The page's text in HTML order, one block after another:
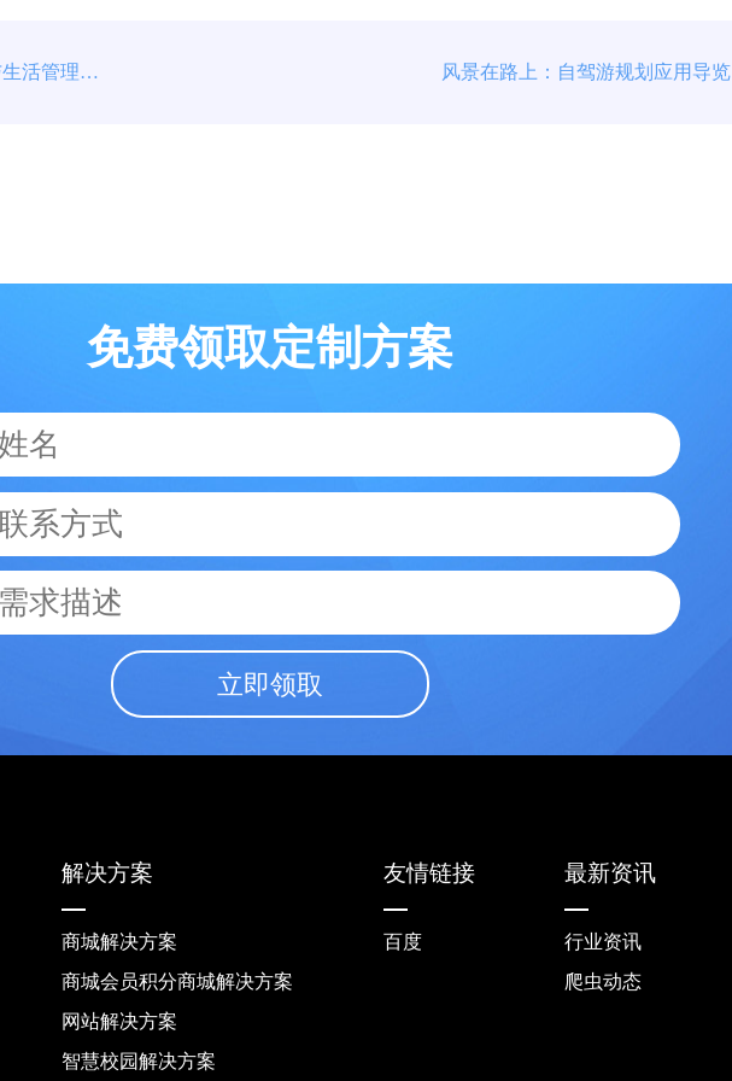
校园生活好帮手：大学生学习与生活管理应用推荐 风景在路上：自驾游规划应用导览
免费领取定制方案
立即领取
解决方案
商城解决方案
商城会员积分商城解决方案
网站解决方案
智慧校园解决方案
友情链接
百度
最新资讯
行业资讯
爬虫动态